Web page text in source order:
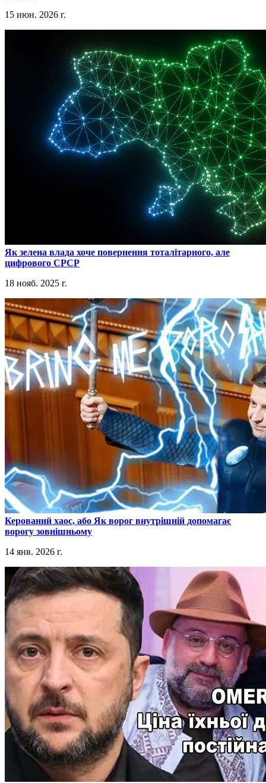
15 июн. 2026 г.
​Як зелена влада хоче повернення тоталітарного, але
цифрового СРСР
18 нояб. 2025 г.
​Керований хаос, або Як ворог внутрішній допомагає
ворогу зовнішньому
14 янв. 2026 г.